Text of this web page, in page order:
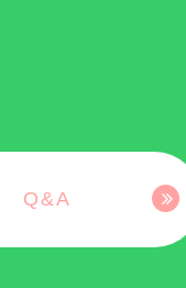
Q&A